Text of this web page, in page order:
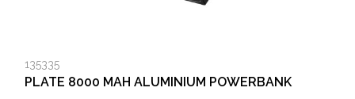
135335
PLATE 8000 MAH ALUMINIUM POWERBANK